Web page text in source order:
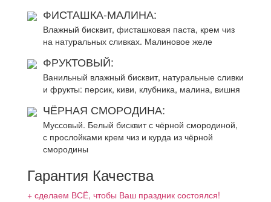
ФИСТАШКА-МАЛИНА:
Влажный бисквит, фисташковая паста, крем чиз
на натуральных сливках. Малиновое желе
ФРУКТОВЫЙ:
Ванильный влажный бисквит, натуральные сливки
и фрукты: персик, киви, клубника, малина, вишня
ЧЁРНАЯ СМОРОДИНА:
Муссовый. Белый бисквит с чёрной смородиной,
с прослойками крем чиз и курда из чёрной
смородины
Гарантия Качества
+ сделаем ВСЁ, чтобы Ваш праздник состоялся!